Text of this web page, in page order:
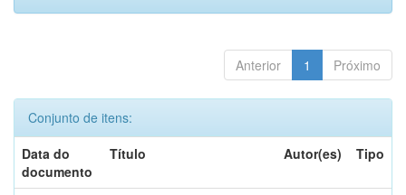
Anterior 1 Próximo
Conjunto de itens:
Data do
documento
Título Autor(es) Tipo